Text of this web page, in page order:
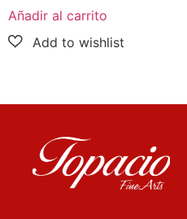
Añadir al carrito